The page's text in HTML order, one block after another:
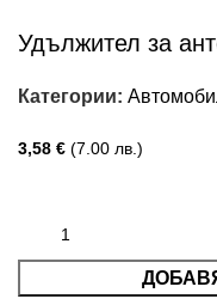
Удължител за
Категории:
3,58 € (7.00 лв.)